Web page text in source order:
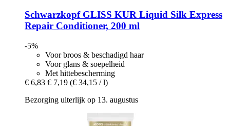
SchwarzkopfGLISS KUR Liquid Silk Express
Repair Conditioner, 200 ml
-5%
Voor broos & beschadigd haar
Voor glans & soepelheid
Met hittebescherming
€ 6,83 € 7,19 (€ 34,15 / l)
Bezorging uiterlijk op 13. augustus